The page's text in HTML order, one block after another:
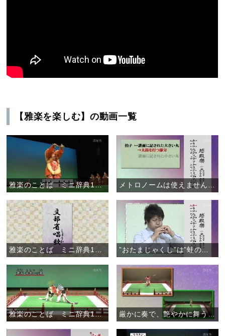
【雅楽を楽しむ】の動画一覧
雅楽のことば ミニ辞典12 「やたら」
”おたまじゃくし”は”蛙の子”～雅楽の楽譜～
雅楽のことば ミニ辞典10 「二の舞」 厳かに奏で、艶やかに舞う～舞楽～